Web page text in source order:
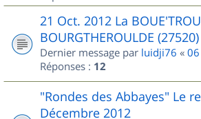
21 Oct. 2012 La
BOURGTHEROULDE (27520)
Dernier message par luidji76 «
Réponses : 12
"Rondes des Abbayes" Le
Décembre 2012